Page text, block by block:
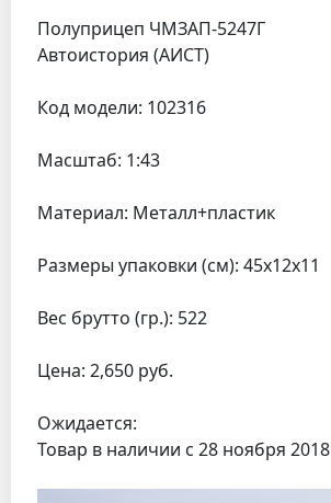
Полуприцеп ЧМЗАП-5247Г
Автоистория (АИСТ)
Код модели: 102316
Масштаб: 1:43
Материал: Металл+пластик
Размеры упаковки (см): 45x12x11
Вес брутто (гр.): 522
Цена: 2,650 руб.
Ожидается:
Товар в наличии с 28 ноября 2018